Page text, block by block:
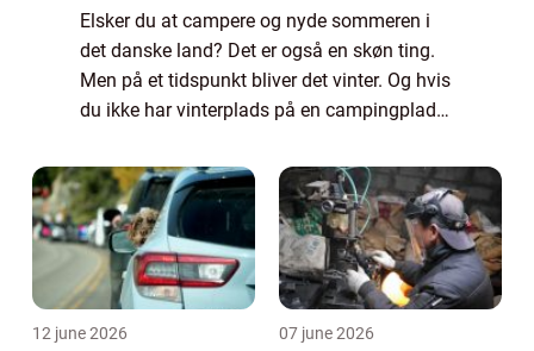
Elsker du at campere og nyde sommeren i
det danske land? Det er også en skøn ting.
Men på et tidspunkt bliver det vinter. Og hvis
du ikke har vinterplads på en campingplads,
campingvogn et sted. Har du ikke plads til ...
12 june 2026 07 june 2026